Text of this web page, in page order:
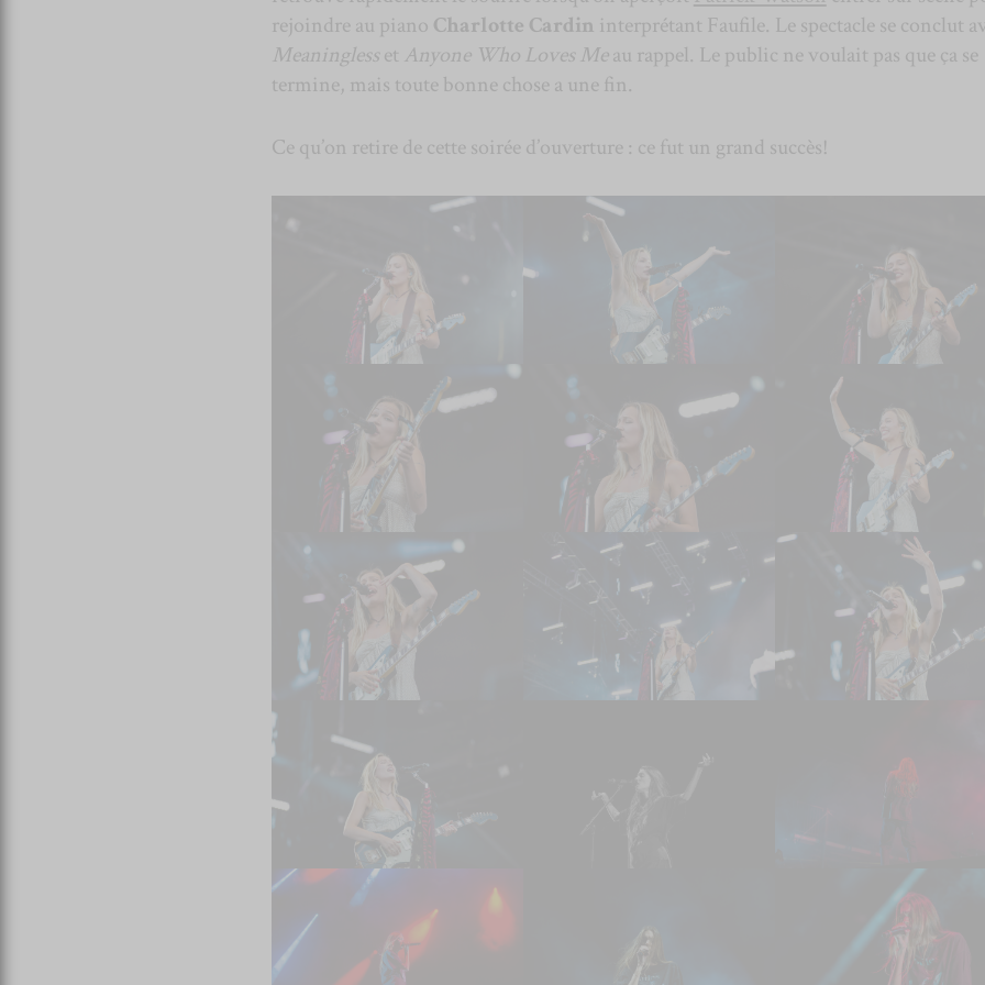
rejoindre au piano Charlotte Cardin interprétant Faufile. Le spectacle se conclut
Meaninglesset Anyone Who Loves Meau rappel. Le public ne voulait pas que ça se
termine, mais toute bonne chose a une fin.
Ce qu’on retire de cette soirée d’ouverture : ce fut un grand succès!